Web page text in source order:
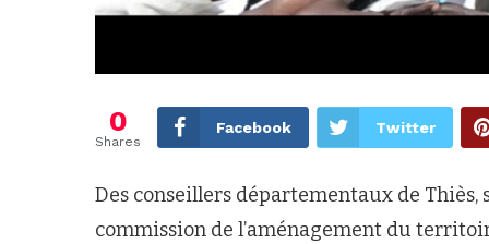
0
Shares
Facebook Twitter
Des conseillers départementaux de Thiès,
commission de l’aménagement du